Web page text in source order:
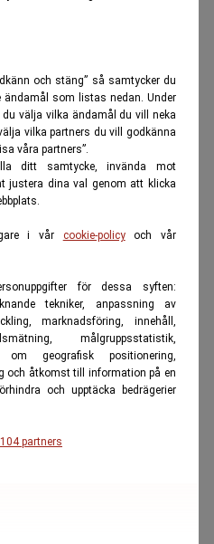
och stäng” så samtycker du
som listas nedan. Under
du välja vilka ändamål du vill neka
vilka partners du vill godkänna
våra partners”.
ditt samtycke, invända mot
justera dina val genom att klicka
i vår cookie-policyoch vår
för dessa syften:
tekniker, anpassning av
marknadsföring, innehåll,
målgruppsstatistik,
om geografisk positionering,
och åtkomst till information på en
och upptäcka bedrägerier
104 partners